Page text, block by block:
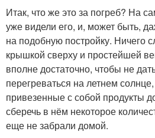
Итак, что же это за погреб? На
уже видели его, и, может быть,
на подобную постройку. Ничего
крышкой сверху и простейшей
вполне достаточно, чтобы не
перегреваться на летнем
привезенные с собой продукты
сберечь в нём некоторое
еще не забрали домой.